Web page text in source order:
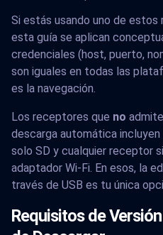
Si estás usando uno de
esta guía se aplican
credenciales (host, puerto,
son iguales en todas las
es la navegación.
Los receptores que no
descarga automática
solo SD y cualquier receptor
adaptador Wi-Fi. En esos, la
través de USB es tu única
Requisitos de